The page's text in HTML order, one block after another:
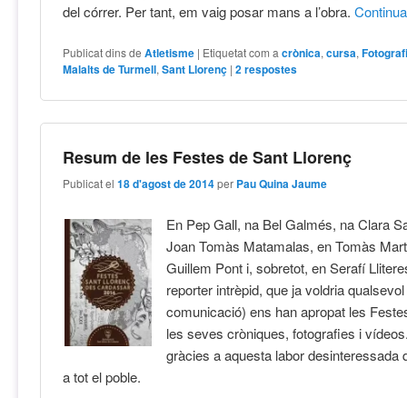
del córrer. Per tant, em vaig posar mans a l’obra.
Publicat dins de Atletisme | Etiquetat com a crònica,cursa,
Malalts de Turmell,Sant Llorenç |2respostes
Resum de les Festes de Sant Llorenç
Publicat el18 d'agost de 2014 per Pau Quina Jaume
En Pep Gall, na Bel Galmés, na Clara
Joan Tomàs Matamalas, en Tomàs
Guillem Pont i, sobretot, en Serafí
reporter intrèpid, que ja voldria
comunicació) ens han apropat les
les seves cròniques, fotografies i
gràcies a aquesta labor desinteressada
a tot el poble.